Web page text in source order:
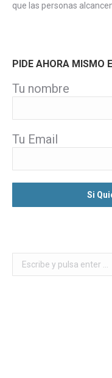
que las personas
PIDE AHORA MISMO
Tu nombre
Tu Email
Buscar: